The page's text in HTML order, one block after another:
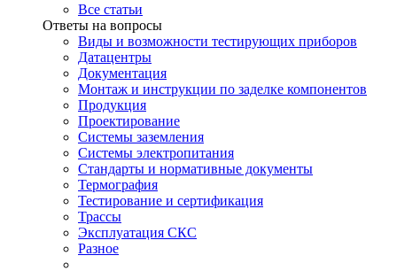
Все статьи
Ответы на вопросы
Виды и возможности тестирующих приборов
Датацентры
Документация
Монтаж и инструкции по заделке компонентов
Продукция
Проектирование
Системы заземления
Системы электропитания
Стандарты и нормативные документы
Термография
Тестирование и сертификация
Трассы
Эксплуатация СКС
Разное